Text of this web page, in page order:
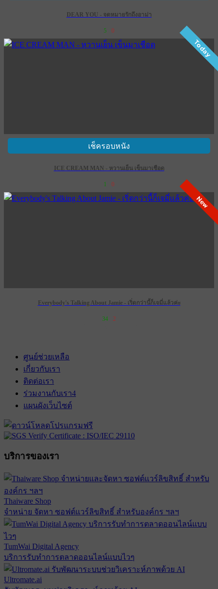
DEAR YOU - จดหมายรักถึงอาม่า
5 0
Today
เช็ครอบหนัง
ICE CREAM MAN - หวานเย็น เข็นมาเชือด
1 0
New
Everybody's Talking About Jamie - เริ่ดกว่านี้ก็เจมี่แล้วค่ะ
34 2
ศูนย์ช่วยเหลือ
เกี่ยวกับเรา
ติดต่อเรา
ร่วมงานกับเรา4
แผนผังเว็บไซต์
บริการของเรา
Thaiware Shop
จำหน่าย จัดหา ซอฟต์แวร์ลิขสิทธิ์ สำหรับองค์กร ฯลฯ
TumWai Digital Agency
บริการรับทำการตลาดออนไลน์แบบไวๆ
Ultromate.ai